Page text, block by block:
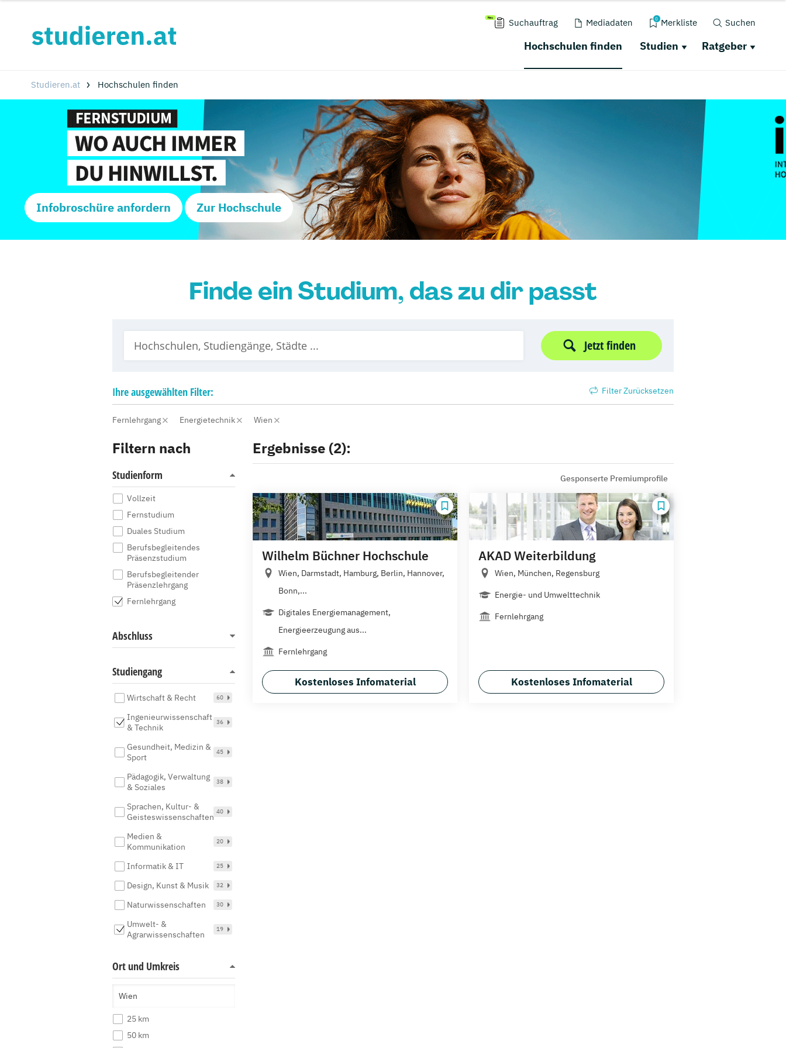
Suchauftrag Mediadaten 0 Merkliste Suchen
Hochschulen finden Studien Ratgeber
Studieren.at Hochschulen finden
Infobroschüre anfordern Zur Hochschule
Finde ein Studium, das zu dir passt
Jetzt finden
Ihreausgewählten Filter: Filter Zurücksetzen
Fernlehrgang Energietechnik Wien
Filtern nach
Studienform
Vollzeit
Fernstudium
Duales Studium
Berufsbegleitendes
Präsenzstudium
Berufsbegleitender
Präsenzlehrgang
Fernlehrgang
Abschluss
Studiengang
Wirtschaft & Recht 60
Ingenieurwissenschaft
& Technik
36
Gesundheit, Medizin &
Sport
45
Pädagogik, Verwaltung
& Soziales
38
Sprachen, Kultur- &
Geisteswissenschaften
40
Medien &
Kommunikation
20
Informatik & IT 25
Design, Kunst & Musik 32
Naturwissenschaften 30
Umwelt- &
Agrarwissenschaften
19
Ort und Umkreis
25 km
50 km
Ergebnisse (2):
Gesponserte Premiumprofile
Wilhelm Büchner Hochschule
Wien, Darmstadt, Hamburg, Berlin, Hannover,
Bonn,...
Digitales Energiemanagement,
Energieerzeugung aus...
Fernlehrgang
Kostenloses Infomaterial
AKAD Weiterbildung
Wien, München, Regensburg
Energie- und Umwelttechnik
Fernlehrgang
Kostenloses Infomaterial